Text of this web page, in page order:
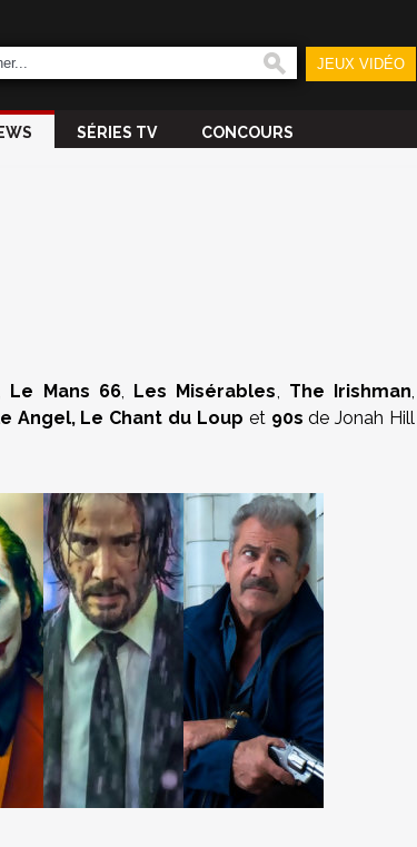
JEUX VIDÉO
SÉRIES TV CONCOURS
Le Mans 66, Les Misérables, The Irishman,
Angel, Le Chant du Loup et 90s de Jonah Hill